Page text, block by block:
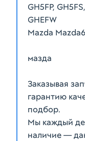
GH5FP,
GHEFW
Mazda
мазда
Заказывая
гарантию
подбор.
Мы каждый
наличие —